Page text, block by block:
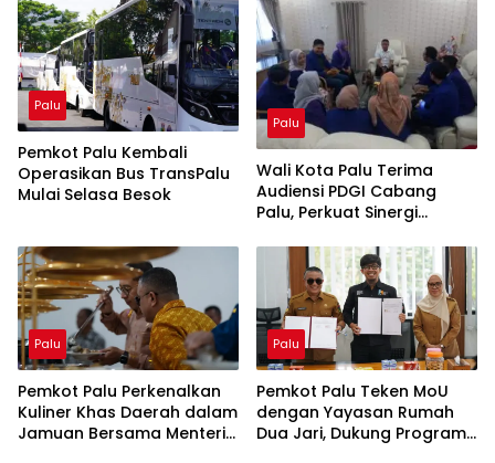
Palu
Pemkot Palu Kembali
Operasikan Bus TransPalu
Mulai Selasa Besok
Palu
Wali Kota Palu Terima
Audiensi PDGI Cabang
Palu, Perkuat Sinergi
dan Mulut
Palu
Pemkot Palu Perkenalkan
Kuliner Khas Daerah dalam
Jamuan Bersama Menteri
Palu
Pemkot Palu Teken MoU
dengan Yayasan Rumah
Dua Jari, Dukung Program